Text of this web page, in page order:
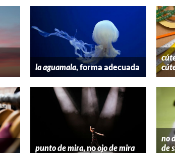
la aguamala, forma adecuada
punto de mira, noojo de mira
no
de